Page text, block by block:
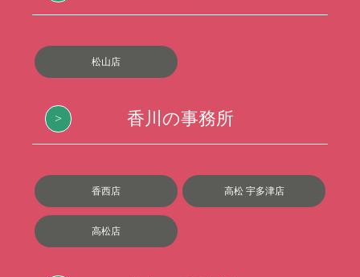
松山店
香川の事務所
香西店 高松 宇多津店
高松店